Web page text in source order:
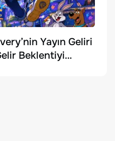
Yayın Geliri
Beklentiyi